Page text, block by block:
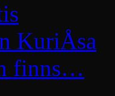
KuriÅsa
finns…